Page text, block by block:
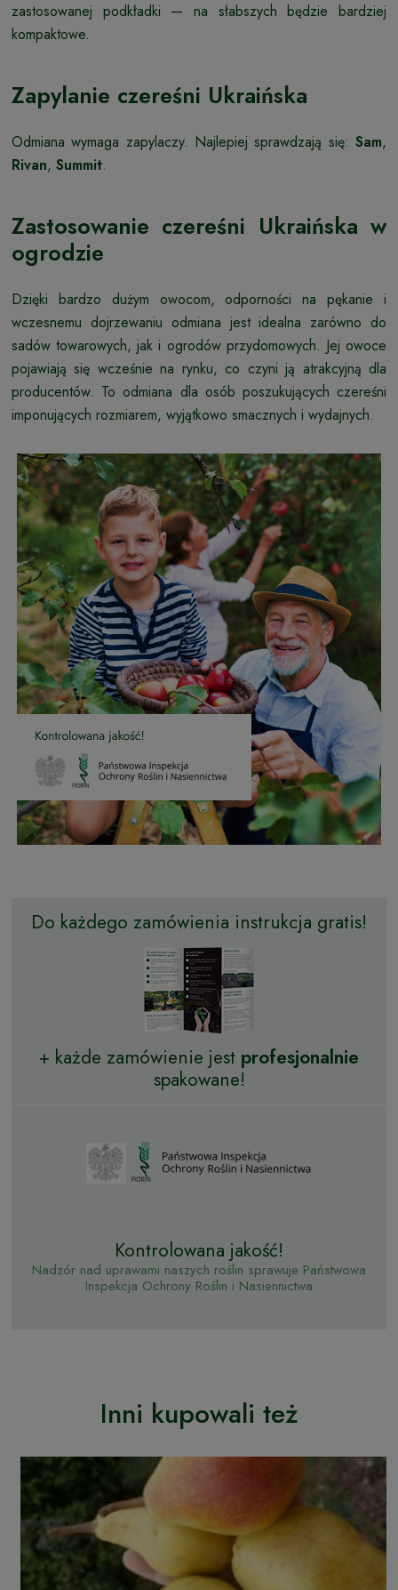
zastosowanej podkładki — na słabszych będzie bardziej
kompaktowe.
Zapylanie czereśni Ukraińska
Odmiana wymaga zapylaczy. Najlepiej sprawdzają się: Sam,
Rivan, Summit.
Zastosowanie czereśni Ukraińska w
ogrodzie
Dzięki bardzo dużym owocom, odporności na pękanie i
wczesnemu dojrzewaniu odmiana jest idealna zarówno do
sadów towarowych, jak i ogrodów przydomowych. Jej owoce
pojawiają się wcześnie na rynku, co czyni ją atrakcyjną dla
producentów. To odmiana dla osób poszukujących czereśni
imponujących rozmiarem, wyjątkowo smacznych i wydajnych.
Do każdego zamówienia instrukcja gratis!
+ każde zamówienie jest profesjonalnie
spakowane!
Kontrolowana jakość!
Nadzór nad uprawami naszych roślin sprawuje Państwowa
Inspekcja Ochrony Roślin i Nasiennictwa
Inni kupowali też